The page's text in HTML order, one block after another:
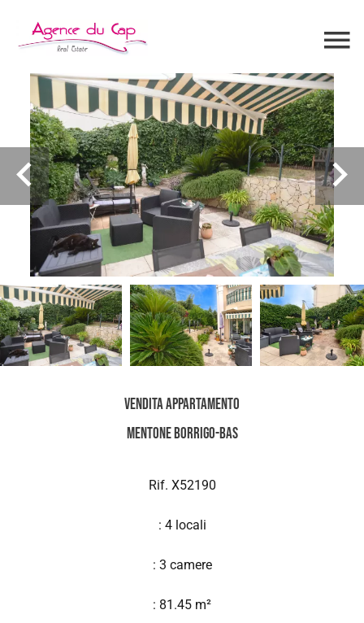
Vendita Appartamento
Mentone Borrigo-Bas
Rif. X52190
: 4 locali
: 3 camere
: 81.45 m²